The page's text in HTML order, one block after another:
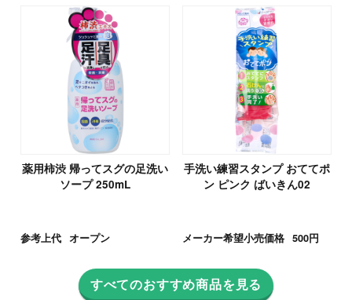
薬用柿渋 帰ってスグの足洗い
ソープ 250mL
参考上代 オープン
手洗い練習スタンプ おててポ
ン ピンク ばいきん02
メーカー希望小売価格 500円
すべてのおすすめ商品を見る